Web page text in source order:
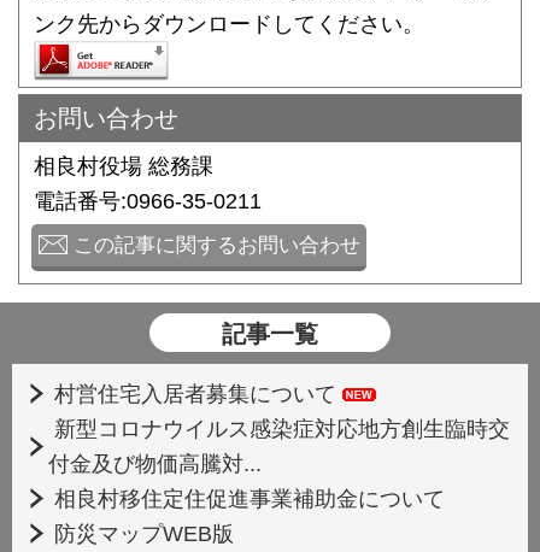
ンク先からダウンロードしてください。
お問い合わせ
相良村役場 総務課
電話番号:0966-35-0211
この記事に関するお問い合わせ
記事一覧
村営住宅入居者募集について
新型コロナウイルス感染症対応地方創生臨時交
付金及び物価高騰対...
相良村移住定住促進事業補助金について
防災マップWEB版